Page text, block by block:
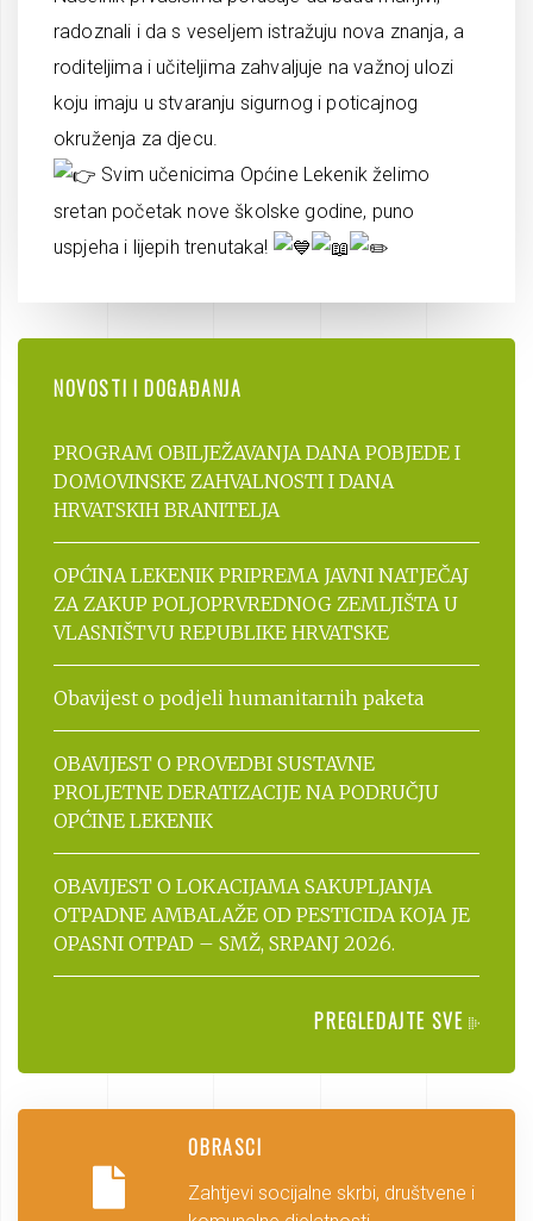
radoznali i da s veseljem istražuju nova znanja, a
roditeljima i učiteljima zahvaljuje na važnoj ulozi
koju imaju u stvaranju sigurnog i poticajnog
okruženja za djecu.
Svim učenicima Općine Lekenik želimo
sretan početak nove školske godine, puno
uspjeha i lijepih trenutaka!
NOVOSTI I DOGAĐANJA
PROGRAM OBILJEŽAVANJA DANA POBJEDE I
DOMOVINSKE ZAHVALNOSTI I DANA
HRVATSKIH BRANITELJA
OPĆINA LEKENIK PRIPREMA JAVNI NATJEČAJ
ZA ZAKUP POLJOPRVREDNOG ZEMLJIŠTA U
VLASNIŠTVU REPUBLIKE HRVATSKE
Obavijest o podjeli humanitarnih paketa
OBAVIJEST O PROVEDBI SUSTAVNE
PROLJETNE DERATIZACIJE NA PODRUČJU
OPĆINE LEKENIK
OBAVIJEST O LOKACIJAMA SAKUPLJANJA
OTPADNE AMBALAŽE OD PESTICIDA KOJA JE
OPASNI OTPAD – SMŽ, SRPANJ 2026.
PREGLEDAJTE SVE
OBRASCI
Zahtjevi socijalne skrbi, društvene i